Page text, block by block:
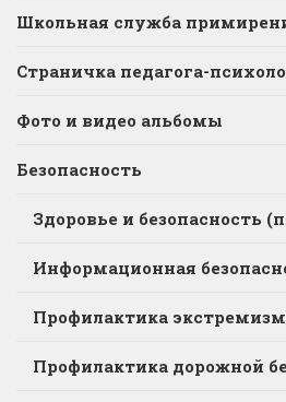
Школьная служба
Страничка педагога-
Фото и видео альбомы
Безопасность
Здоровье и безопасность
Информационная
Профилактика
Профилактика дорожной